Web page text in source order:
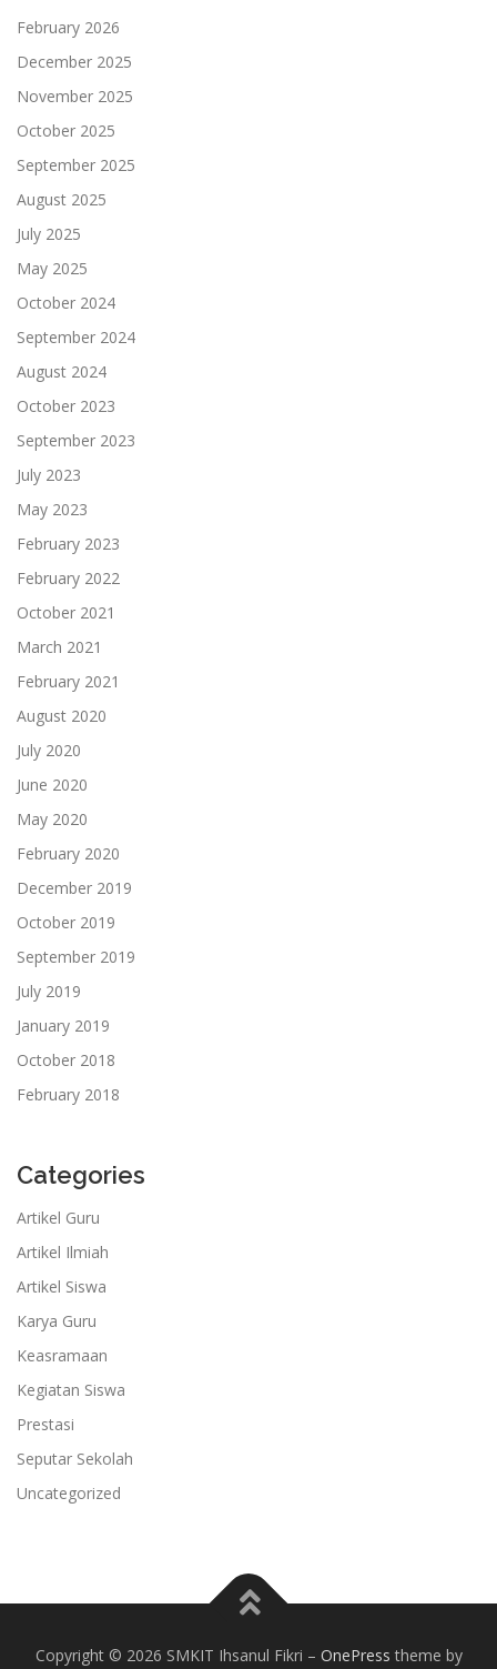
February 2026
December 2025
November 2025
October 2025
September 2025
August 2025
July 2025
May 2025
October 2024
September 2024
August 2024
October 2023
September 2023
July 2023
May 2023
February 2023
February 2022
October 2021
March 2021
February 2021
August 2020
July 2020
June 2020
May 2020
February 2020
December 2019
October 2019
September 2019
July 2019
January 2019
October 2018
February 2018
Categories
Artikel Guru
Artikel Ilmiah
Artikel Siswa
Karya Guru
Keasramaan
Kegiatan Siswa
Prestasi
Seputar Sekolah
Uncategorized
Copyright © 2026 SMKIT Ihsanul Fikri – OnePress theme by